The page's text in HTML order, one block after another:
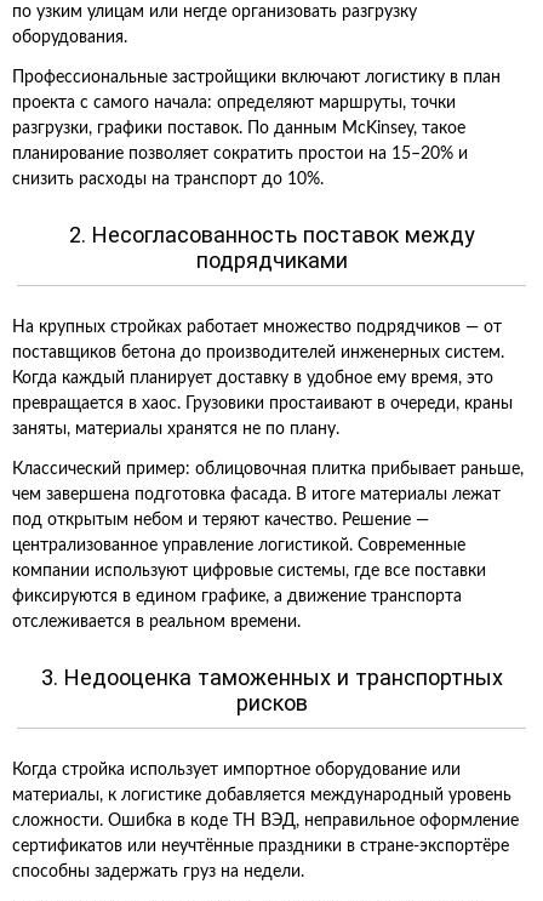
по узким улицам или негде организовать разгрузку
оборудования.
Профессиональные застройщики включают логистику в план
проекта с самого начала: определяют маршруты, точки
разгрузки, графики поставок. По данным McKinsey, такое
планирование позволяет сократить простои на 15–20% и
снизить расходы на транспорт до 10%.
2. Несогласованность поставок между
подрядчиками
На крупных стройках работает множество подрядчиков — от
поставщиков бетона до производителей инженерных систем.
Когда каждый планирует доставку в удобное ему время, это
превращается в хаос. Грузовики простаивают в очереди, краны
заняты, материалы хранятся не по плану.
Классический пример: облицовочная плитка прибывает раньше,
чем завершена подготовка фасада. В итоге материалы лежат
под открытым небом и теряют качество. Решение —
централизованное управление логистикой. Современные
компании используют цифровые системы, где все поставки
фиксируются в едином графике, а движение транспорта
отслеживается в реальном времени.
3. Недооценка таможенных и транспортных
рисков
Когда стройка использует импортное оборудование или
материалы, к логистике добавляется международный уровень
сложности. Ошибка в коде ТН ВЭД, неправильное оформление
сертификатов или неучтённые праздники в стране-экспортёре
способны задержать груз на недели.